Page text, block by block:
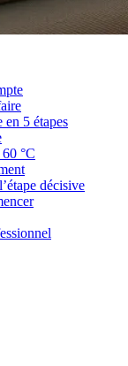
en 5 étapes
°C
décisive